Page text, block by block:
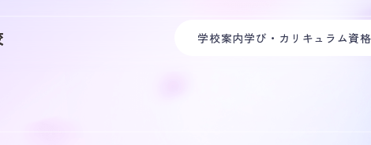
学校案内学び・カリキュラム資